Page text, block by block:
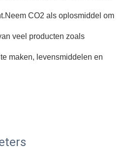
CO2 als oplosmiddel om
veel producten zoals
maken, levensmiddelen en